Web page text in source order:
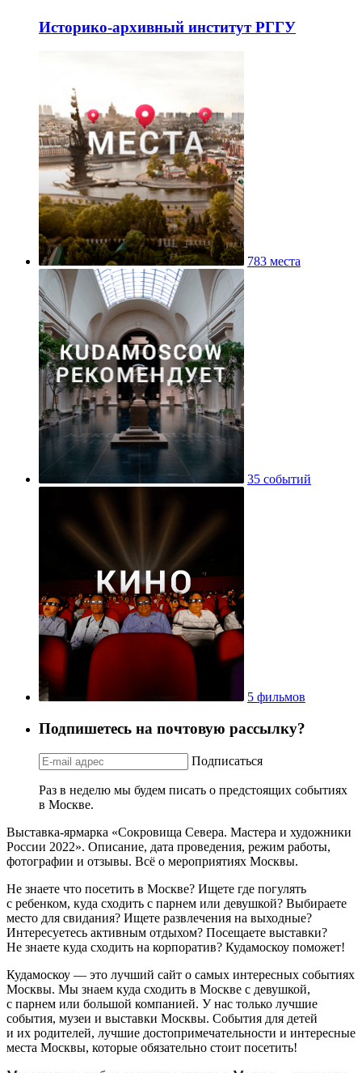
Историко-архивный институт РГГУ
783 места
35 событий
5 фильмов
Подпишетесь на почтовую рассылку?
Подписаться
Раз в неделю мы будем писать о предстоящих событиях
в Москве.
Выставка-ярмарка «Сокровища Севера. Мастера и художники
России 2022». Описание, дата проведения, режим работы,
фотографии и отзывы. Всё о мероприятиях Москвы.
Не знаете что посетить в Москве? Ищете где погулять
с ребенком, куда сходить с парнем или девушкой? Выбираете
место для свидания? Ищете развлечения на выходные?
Интересуетесь активным отдыхом? Посещаете выставки?
Не знаете куда сходить на корпоратив? Кудамоскоу поможет!
Кудамоскоу — это лучший сайт о самых интересных событиях
Москвы. Мы знаем куда сходить в Москве с девушкой,
с парнем или большой компанией. У нас только лучшие
события, музеи и выставки Москвы. События для детей
и их родителей, лучшие достопримечательности и интересные
места Москвы, которые обязательно стоит посетить!